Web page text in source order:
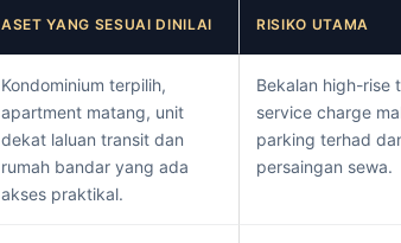
ASET YANG SESUAI DINILAI RISIKO UTAMA
Kondominium terpilih,
apartment matang, unit
dekat laluan transit dan
rumah bandar yang ada
akses praktikal.
Bekalan high-rise
service charge
parking terhad
persaingan sewa.